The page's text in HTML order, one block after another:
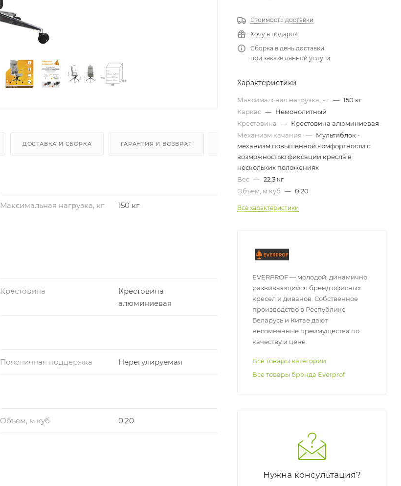
ДОСТАВКА И СБОРКА ГАРАНТИЯ И ВОЗВРАТ ОТЗЫВЫ
Максимальная нагрузка, кг 150 кг
Крестовина
Крестовина
алюминиевая
Поясничная поддержка Нерегулируемая
Объем, м.куб 0,20
Стоимость доставки
Хочу в подарок
Сборка в день доставки
при заказе данной услуги
Характеристики
Максимальная нагрузка, кг — 150 кг
Каркас — Немонолитный
Крестовина — Крестовина алюминиевая
Механизм качания — Мультиблок -
механизм повышенной комфортности с
возможностью фиксации кресла в
нескольких положениях
Вес — 22,3 кг
Объем, м.куб — 0,20
Все характеристики
EVERPROF — молодой, динамично
развивающийся бренд офисных
кресел и диванов. Собственное
производство в Республике
Беларусь и Китае дают
несомненные преимущества по
качеству и цене.
Все товары категории
Все товары бренда Everprof
Нужна консультация?